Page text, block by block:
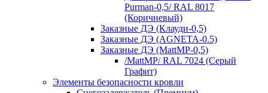
Purman-0,5/ RAL 8017
(Коричневый)
Заказные ДЭ (Клауди-0,5)
Заказные ДЭ (AGNETA-0.5)
Заказные ДЭ (MattMP-0,5)
/MattMP/ RAL 7024 (Серый
Графит)
Элементы безопасности кровли